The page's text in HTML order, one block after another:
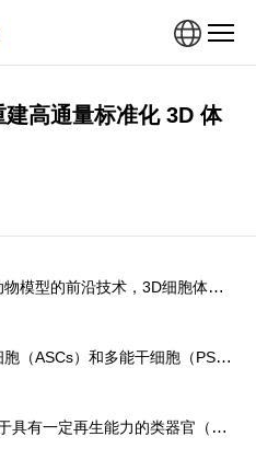
高通量标准化 3D 体
作为一种潜在的、可替代动物模型的前沿技术，3D细胞体外模型（包括但不限于类器官）近年来受到行业内广泛的关注，包括肠、肝、胃、胰腺、脑、心脏等一系列类器官模型被成功建立，用于研究生物发育、疾病机制及药物研发等领域中。
常见的类器官包括成体干细胞（ASCs）和多能干细胞（PSCs）两种系统。其中PSC系统遗传背景清晰、明确的分化方向及、更广泛的适应性及基因工程更易结合等优势，但周期长、过程复杂、投入大等问题。
相对地，ASCs系统则来源于具有一定再生能力的类器官（尤其上皮类器官），常用于构建正常/癌性类器官，具有周期短、易获取、具有天然肿瘤微环境（TME）等优点。本文将围绕ASC系统构建类器官的工程学方法进行简单的总结。